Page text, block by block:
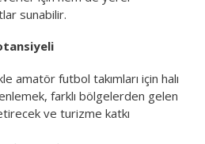
sunabilir.
amatör futbol takımları için halı
farklı bölgelerden gelen
ve turizme katkı